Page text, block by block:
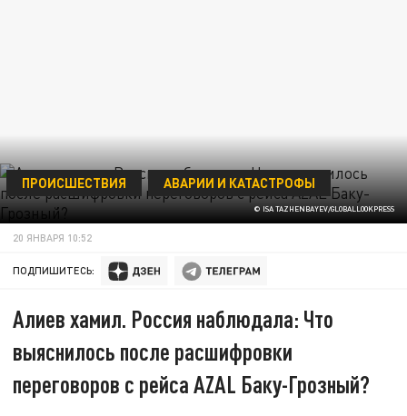
© ISA TAZHENBAYEV/GLOBALLOOKPRESS
ПРОИСШЕСТВИЯ АВАРИИ И КАТАСТРОФЫ
20 ЯНВАРЯ 10:52
ПОДПИШИТЕСЬ:
Алиев хамил. Россия наблюдала: Что
выяснилось после расшифровки
переговоров с рейса AZAL Баку-Грозный?